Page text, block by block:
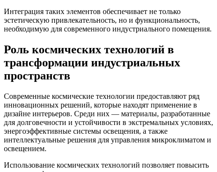
Интеграция таких элементов обеспечивает не только
эстетическую привлекательность, но и функциональность,
необходимую для современного индустриального помещения.
Роль космических технологий в
трансформации индустриальных
пространств
Современные космические технологии предоставляют ряд
инновационных решений, которые находят применение в
дизайне интерьеров. Среди них — материалы, разработанные
для долговечности и устойчивости в экстремальных условиях,
энергоэффективные системы освещения, а также
интеллектуальные решения для управления микроклиматом и
освещением.
Использование космических технологий позволяет повысить